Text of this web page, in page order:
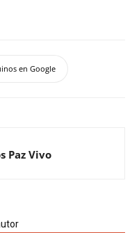
en Google
Paz Vivo